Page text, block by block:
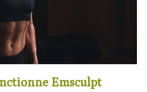
Emsculpt